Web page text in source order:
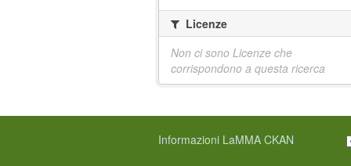
Licenze
Non ci sono Licenze che
corrispondono a questa ricerca
Informazioni LaMMA CKAN